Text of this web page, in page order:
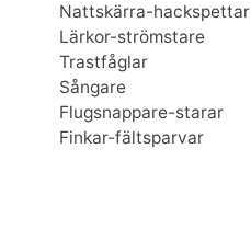
Nattskärra-hackspettar
Lärkor-strömstare
Trastfåglar
Sångare
Flugsnappare-starar
Finkar-fältsparvar